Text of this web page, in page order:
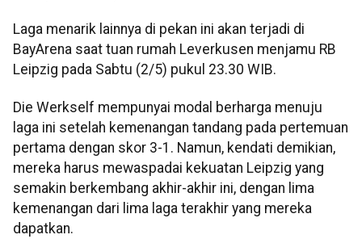
Laga menarik lainnya di pekan ini akan terjadi di
BayArena saat tuan rumah Leverkusen menjamu RB
Leipzig pada Sabtu (2/5) pukul 23.30 WIB.
Die Werkself mempunyai modal berharga menuju
laga ini setelah kemenangan tandang pada pertemuan
pertama dengan skor 3-1. Namun, kendati demikian,
mereka harus mewaspadai kekuatan Leipzig yang
semakin berkembang akhir-akhir ini, dengan lima
kemenangan dari lima laga terakhir yang mereka
dapatkan.